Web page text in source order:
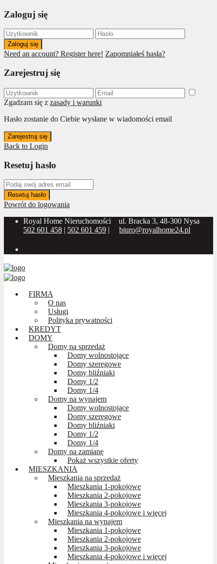
Zaloguj się
Zaloguj się
Need an account? Register here! Zapomniałeś hasła?
Zarejestruj się
Zgadzam się z zasady i warunki
Hasło zostanie do Ciebie wysłane w wiadomości email
Zarejestruj się
Back to Login
Resetuj hasło
Resetuj hasło
Powrót do logowania
Royal Home Nieruchomości
ul. Bracka 3, 48-300 Nysa
502 601 458 | 502 601 459 | biuro@royalhome24.pl
FIRMA
O nas
Usługi
Polityka prywatności
KREDYT
DOMY
Domy na sprzedaż
Domy wolnostojące
Domy szeregowe
Domy bliźniaki
Domy 1/2
Domy 1/4
Domy na wynajem
Domy wolnostojące
Domy szeregowe
Domy bliźniaki
Domy 1/2
Domy 1/4
Domy na zamianę
Pokaż wszystkie oferty
MIESZKANIA
Mieszkania na sprzedaż
Mieszkania 1-pokojowe
Mieszkania 2-pokojowe
Mieszkania 3-pokojowe
Mieszkania 4-pokojowe i więcej
Mieszkania na wynajem
Mieszkania 1-pokojowe
Mieszkania 2-pokojowe
Mieszkania 3-pokojowe
Mieszkania 4-pokojowe i więcej